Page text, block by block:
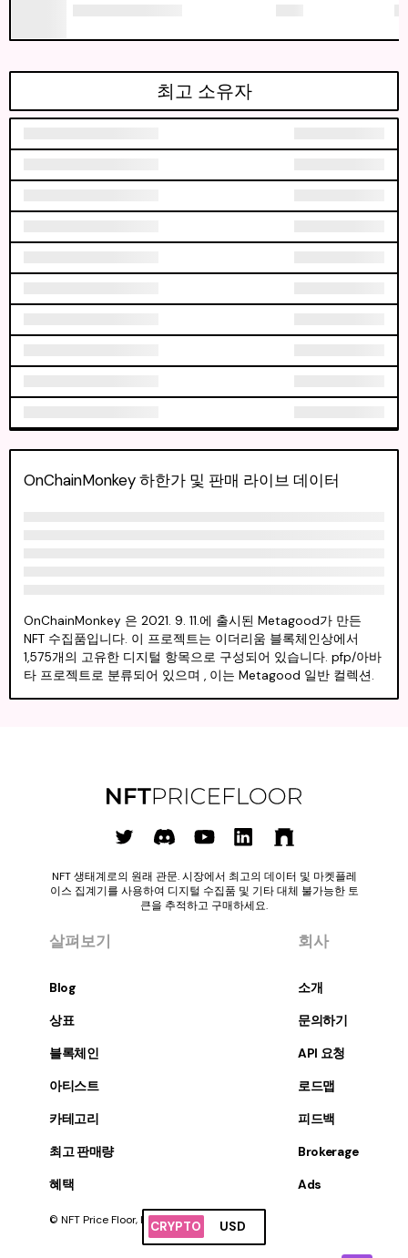
CRYPTO USD
OnChainMonkey 하한가 및 판매 라이브 데이터
OnChainMonkey 은 2021. 9. 11.에 출시된 Metagood가 만든
NFT 수집품입니다. 이 프로젝트는 이더리움 블록체인상에서
1,575개의 고유한 디지털 항목으로 구성되어 있습니다. pfp/아바
타 프로젝트로 분류되어 있으며 , 이는 Metagood 일반 컬렉션.
최고 소유자
NFT 생태계로의 원래 관문. 시장에서 최고의 데이터 및 마켓플레
이스 집계기를 사용하여 디지털 수집품 및 기타 대체 불가능한 토
큰을 추적하고 구매하세요.
살펴보기
Blog
상표
블록체인
아티스트
카테고리
최고 판매량
혜택
회사
소개
문의하기
API 요청
로드맵
피드백
Brokerage
Ads
© NFT Price Floor, Inc. 판권 소유.